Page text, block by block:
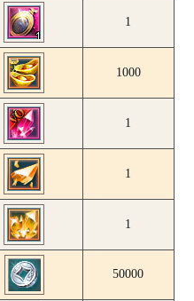
1
1000
1
1
1
50000